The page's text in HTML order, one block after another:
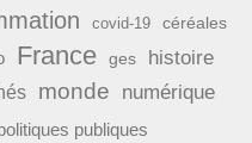
covid-19 céréales
France ges histoire
monde numérique
publiques